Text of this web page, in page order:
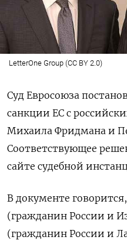
LetterOne Group (CC BY 2.0)
Суд Евросоюза
санкции ЕС с
Михаила Фридмана и
Соответствующее
сайте судебной
В документе
(гражданин России и
(гражданин России и